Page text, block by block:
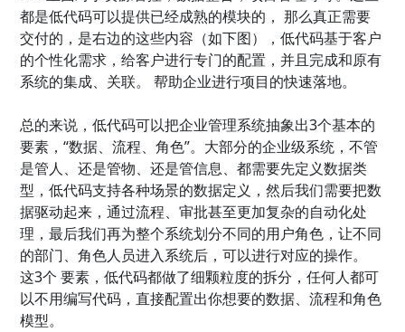
都是低代码可以提供已经成熟的模块的， 那么真正需要
交付的，是右边的这些内容（如下图），低代码基于客户
的个性化需求，给客户进行专门的配置，并且完成和原有
系统的集成、关联。 帮助企业进行项目的快速落地。
总的来说，低代码可以把企业管理系统抽象出3个基本的
要素，“数据、流程、角色”。大部分的企业级系统，不管
是管人、还是管物、还是管信息、都需要先定义数据类
型，低代码支持各种场景的数据定义，然后我们需要把数
据驱动起来，通过流程、审批甚至更加复杂的自动化处
理，最后我们再为整个系统划分不同的用户角色，让不同
的部门、角色人员进入系统后，可以进行对应的操作。
这3个 要素，低代码都做了细颗粒度的拆分，任何人都可
以不用编写代码，直接配置出你想要的数据、流程和角色
模型。